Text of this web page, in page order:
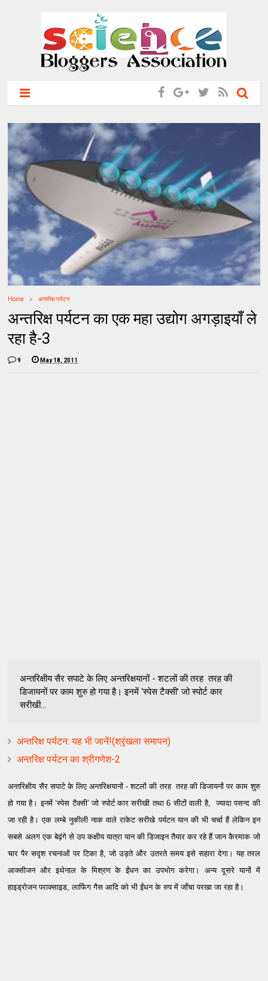
Home अन्तरिक्ष पर्यटन
अन्तरिक्ष पर्यटन का एक महा उद्योग अगड़ाइयाँ ले
रहा है-3
9 May 18, 2011
अन्तरिक्षीय सैर सपाटे के लिए अन्तरिक्षयानों - शटलों की तरह तरह की
डिजायनों पर काम शुरु हो गया है। इनमें ‘स्पेस टैक्सी’ जो स्पोर्ट कार
सरीखी...
अन्तरिक्ष पर्यटन: यह भी जानें!(श्रृंखला समापन)
अन्तरिक्ष पर्यटन का श्रीगणेश-2
अन्तरिक्षीय सैर सपाटे के लिए अन्तरिक्षयानों - शटलों की तरह तरह की डिजायनों पर काम शुरु
हो गया है। इनमें ‘स्पेस टैक्सी’ जो स्पोर्ट कार सरीखी तथा 6 सीटों वाली है, ज्यादा पसन्द की
जा रही है। एक लम्बे नुकीली नाक वाले राकेट सरीखे पर्यटन यान की भी चर्चा हैं लेकिन इन
सबसे अलग एक बेढ़ंगे से उप कक्षीय यात्रा यान की डिजाइन तैयार कर रहे हैं जान कैरमाक जो
चार पैर सदृश रचनाओं पर टिका है, जो उड़ते और उतरते समय इसे सहारा देगा। यह तरल
आक्सीजन और इथेनाल के मिश्रण के ईंधन का उपभोग करेगा। अन्य दूसरे यानों में
हाइड्रोजन पराक्साइड, लाफिंग गैस आदि को भी ईंधन के रुप में जाँचा परखा जा रहा है।